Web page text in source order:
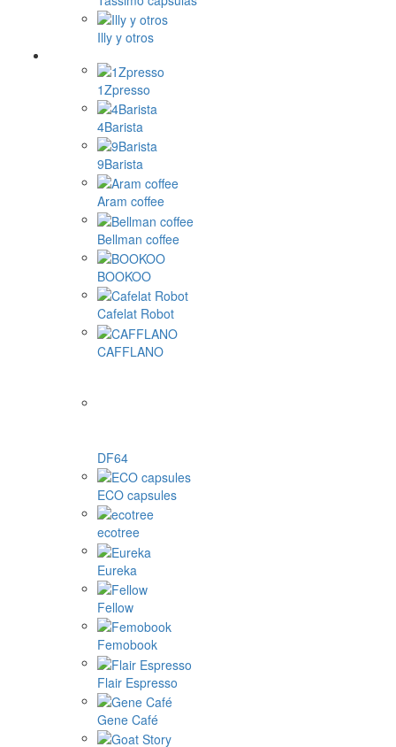
Illy y otros
1Zpresso
4Barista
9Barista
Aram coffee
Bellman coffee
BOOKOO
Cafelat Robot
CAFFLANO
DF64
ECO capsules
ecotree
Eureka
Fellow
Femobook
Flair Espresso
Gene Café